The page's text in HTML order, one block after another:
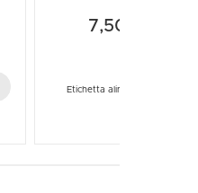
7,50 €
Etichetta alimentare